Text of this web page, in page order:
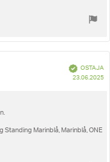
Vahvistettu
OSTAJA
23.06.2025
Standing Marinblå, Marinblå, ONE